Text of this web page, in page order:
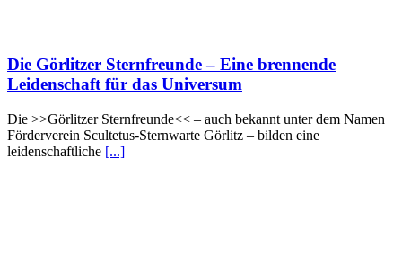
Die Görlitzer Sternfreunde – Eine brennende
Leidenschaft für das Universum
Die >>Görlitzer Sternfreunde<< – auch bekannt unter dem Namen
Förderverein Scultetus-Sternwarte Görlitz – bilden eine
leidenschaftliche [...]